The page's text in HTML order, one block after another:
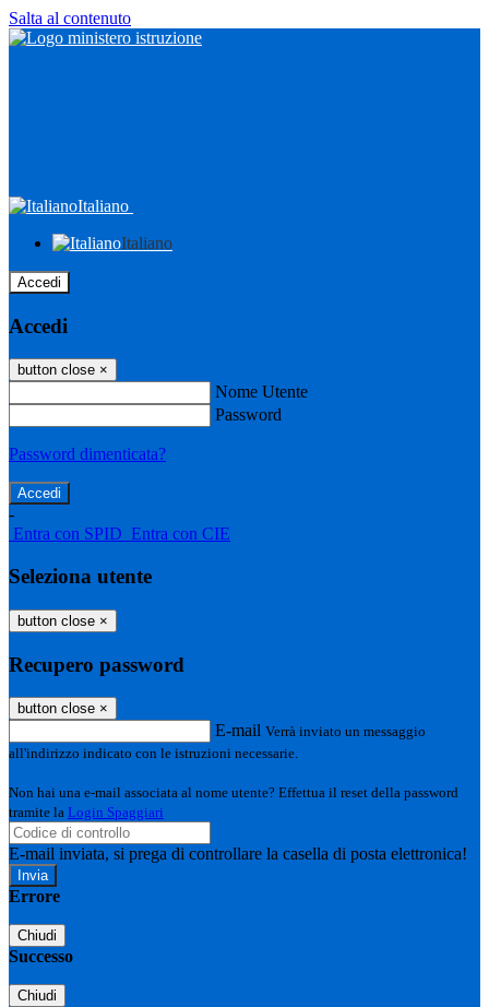
Salta al contenuto
Italiano
Italiano
Accedi
Accedi
button close ×
Nome Utente
Password
Password dimenticata?
-
Entra con SPID Entra con CIE
Seleziona utente
button close ×
Recupero password
button close ×
E-mail Verrà inviato un messaggio
all'indirizzo indicato con le istruzioni necessarie.
Non hai una e-mail associata al nome utente? Effettua il reset della password
tramite la Login Spaggiari
E-mail inviata, si prega di controllare la casella di posta elettronica!
Errore
Chiudi
Successo
Chiudi